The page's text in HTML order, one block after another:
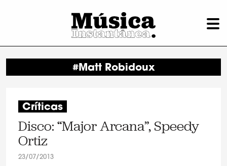
#Matt Robidoux
Críticas
Disco: “Major Arcana”, Speedy
Ortiz
23/07/2013